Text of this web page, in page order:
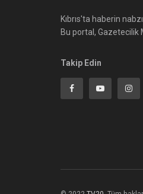
Kıbrıs'ta haberin
Bu portal, Gazetecilik
Takip Edin